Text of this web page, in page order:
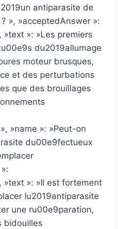
antiparasite de
», »acceptedAnswer »:
»text »: »Les premiers
du2019allumage
moteur brusques,
et des perturbations
que des brouillages
»name »: »Peut-on
du00e9fectueux
»text »: »Il est fortement
lu2019antiparasite
une ru00e9paration,
bidouilles